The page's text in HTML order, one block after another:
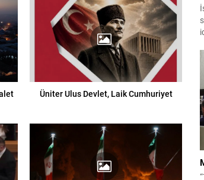
Üniter Ulus Devlet, Laik Cumhuriyet